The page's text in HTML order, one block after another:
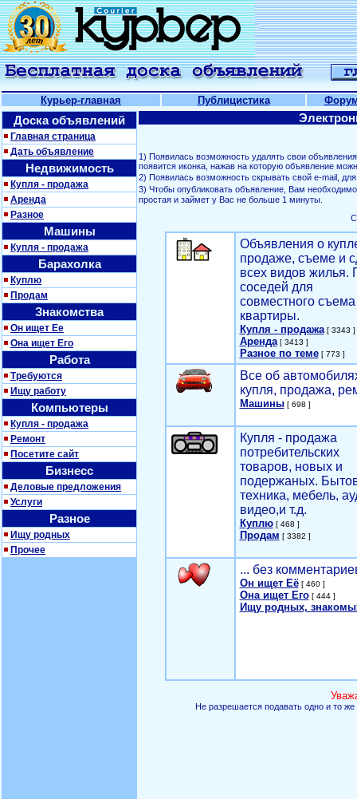
Курьер-главная Публицистика
Доска объявлений
Главная страница
Дать объявление
Недвижимость
Купля - продажа
Аренда
Разное
Машины
Купля - продажа
Барахолка
Куплю
Продам
Знакомства
Он ищет Ее
Она ищет Его
Работа
Требуются
Ищу работу
Компьютеры
Купля - продажа
Ремонт
Посетите сайт
Бизнесс
Деловые предложения
Услуги
Разное
Ищу родных
Прочее
1) Появилась возможность удалять свои
появится иконка, нажав на которую объявление
2) Появилась возможность скрывать свой е-mail,
3) Чтобы опубликовать объявление, Вам
простая и займет у Вас не больше 1 минуты.
Объявления о
продаже, съеме и
всех видов жилья.
соседей для
совместного съема
квартиры.
Купля - продажа[ 3343 ]
Аренда[ 3413 ]
Разное по теме[ 773 ]
Все об
купля, продажа,
Машины[ 698 ]
Купля - продажа
потребительских
товаров, новых и
подержаных.
техника, мебель,
видео,и т.д.
Куплю[ 468 ]
Продам [ 3382 ]
... без
Он ищет Её[ 460 ]
Она ищет Его[ 444 ]
Ищу родных,
Не разрешается подавать одно и то